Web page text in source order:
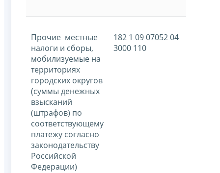
Прочие местные
налоги и сборы,
мобилизуемые на
территориях
городских округов
(суммы денежных
взысканий
(штрафов) по
соответствующему
платежу согласно
законодательству
Российской
Федерации)
182 1 09 07052 04
3000 110